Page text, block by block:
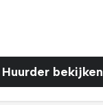
Huurder bekijken